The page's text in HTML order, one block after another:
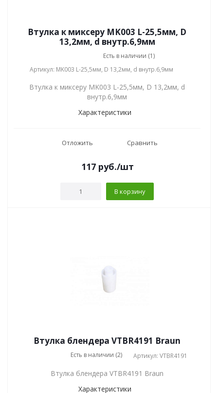
Втулка к миксеру MK003 L-25,5мм, D
13,2мм, d внутр.6,9мм
Есть в наличии (1)
Артикул: MK003 L-25,5мм, D 13,2мм, d внутр.6,9мм
Втулка к миксеру MK003 L-25,5мм, D 13,2мм, d
внутр.6,9мм
Характеристики
Отложить Сравнить
117руб./шт
В корзину
Втулка блендера VTBR4191 Braun
Есть в наличии (2) Артикул: VTBR4191
Втулка блендера VTBR4191 Braun
Характеристики